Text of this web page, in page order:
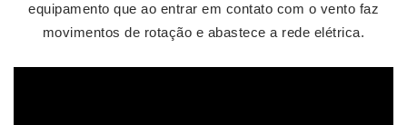
equipamento que ao entrar em contato com o vento faz
movimentos de rotação e abastece a rede elétrica.